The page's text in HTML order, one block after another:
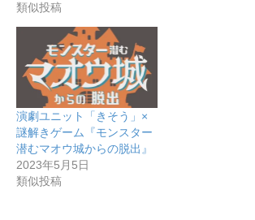
類似投稿
演劇ユニット「きそう」×
謎解きゲーム『モンスター
潜むマオウ城からの脱出』
2023年5月5日
類似投稿